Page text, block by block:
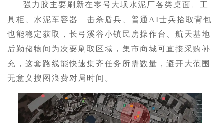
强力胶主要刷新在零号大坝水泥厂各类桌面、工
具柜、水泥车容器，击杀盾兵、普通AI士兵拾取背包
也能稳定获取，长弓溪谷小镇民房操作台、航天基地
后勤储物间为次要刷取区域，集市商城可直接采购补
充，这套路线能快速集齐任务所需数量，避开大范围
无意义搜图浪费对局时间。